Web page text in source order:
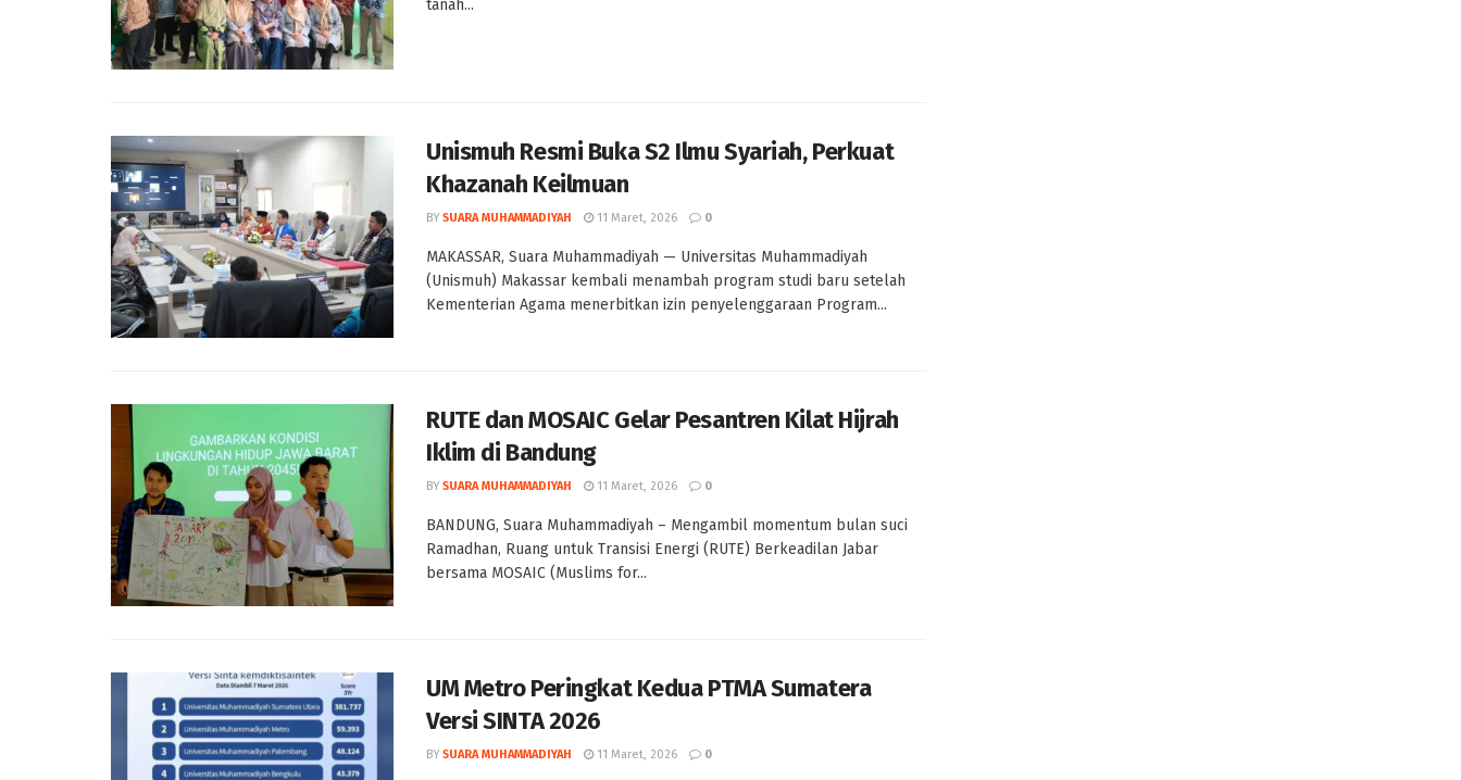
tanah...
Unismuh Resmi Buka S2 Ilmu Syariah, Perkuat
Khazanah Keilmuan
BY SUARA MUHAMMADIYAH 11 Maret, 2026 0
MAKASSAR, Suara Muhammadiyah — Universitas Muhammadiyah
(Unismuh) Makassar kembali menambah program studi baru setelah
Kementerian Agama menerbitkan izin penyelenggaraan Program...
RUTE dan MOSAIC Gelar Pesantren Kilat Hijrah
Iklim di Bandung
BY SUARA MUHAMMADIYAH 11 Maret, 2026 0
BANDUNG, Suara Muhammadiyah – Mengambil momentum bulan suci
Ramadhan, Ruang untuk Transisi Energi (RUTE) Berkeadilan Jabar
bersama MOSAIC (Muslims for...
UM Metro Peringkat Kedua PTMA Sumatera
Versi SINTA 2026
BY SUARA MUHAMMADIYAH 11 Maret, 2026 0